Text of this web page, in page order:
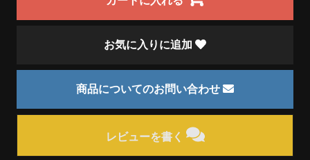
お気に入りに追加
商品についてのお問い合わせ
レビューを書く